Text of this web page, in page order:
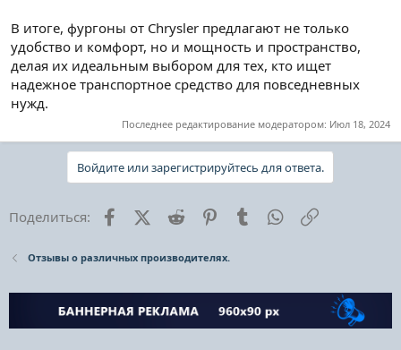
В итоге, фургоны от Chrysler предлагают не только
удобство и комфорт, но и мощность и пространство,
делая их идеальным выбором для тех, кто ищет
надежное транспортное средство для повседневных
нужд.
Последнее редактирование модератором: Июл 18, 2024
Войдите или зарегистрируйтесь для ответа.
Поделиться: FacebookX (Twitter)
Reddit PinterestTumblr WhatsApp
Отзывы о различных производителях.